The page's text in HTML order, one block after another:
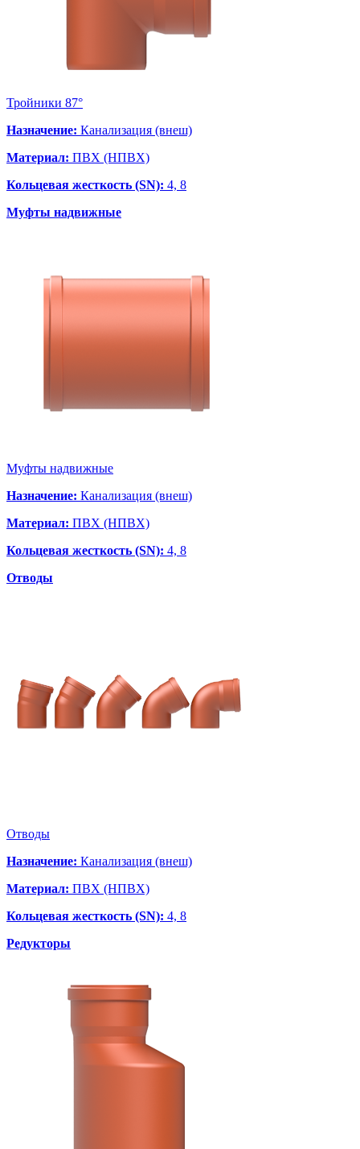
Тройники 87°
Назначение: Канализация (внеш)
Материал: ПВХ (НПВХ)
Кольцевая жесткость (SN): 4, 8
Муфты надвижные
Муфты надвижные
Назначение: Канализация (внеш)
Материал: ПВХ (НПВХ)
Кольцевая жесткость (SN): 4, 8
Отводы
Отводы
Назначение: Канализация (внеш)
Материал: ПВХ (НПВХ)
Кольцевая жесткость (SN): 4, 8
Редукторы